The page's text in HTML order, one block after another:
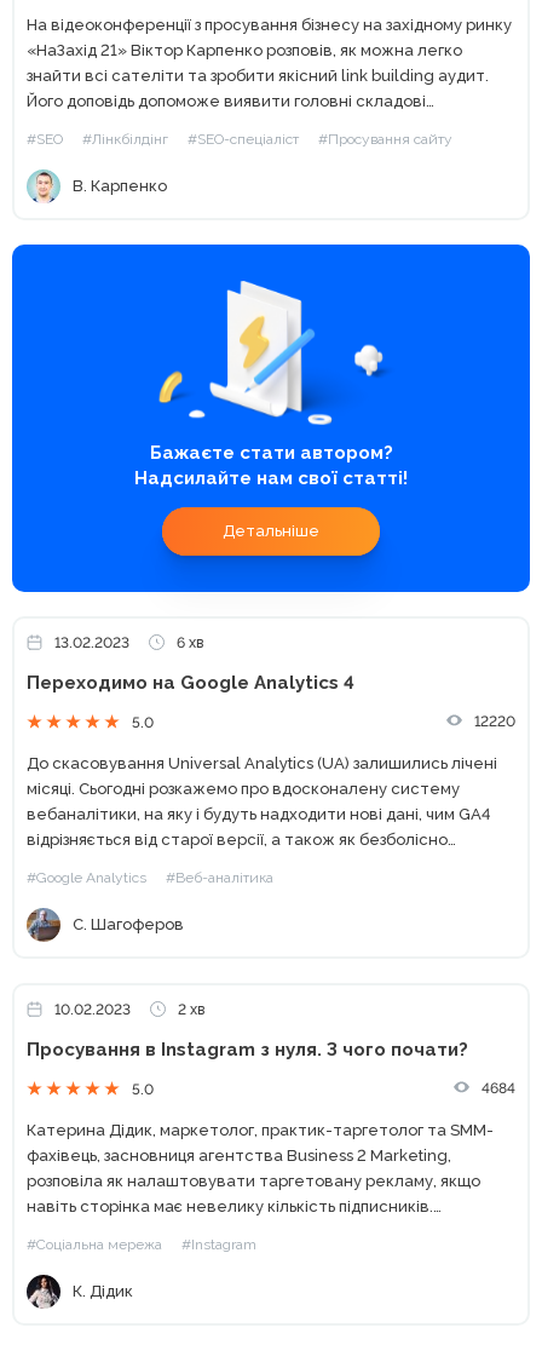
На відеоконференції з просування бізнесу на західному ринку
«НаЗахід 21» Віктор Карпенко розповів, як можна легко
знайти всі сателіти та зробити якісний link building аудит.
Його доповідь допоможе виявити головні складові
#SEO #Лінкбілдінг #SEO-спеціаліст #Просування сайту
В. Карпенко
Бажаєте стати автором?
Надсилайте нам свої статті!
Детальніше
13.02.2023 6 хв
Переходимо на Google Analytics 4
5.0 12220
До скасовування Universal Analytics (UA) залишились лічені
місяці. Сьогодні розкажемо про вдосконалену систему
вебаналітики, на яку і будуть надходити нові дані, чим GA4
відрізняється від старої версії, а також як безболісно
#Google Analytics #Веб-аналітика
С. Шагоферов
10.02.2023 2 хв
Просування в Instagram з нуля. З чого почати?
5.0 4684
Катерина Дідик, маркетолог, практик-таргетолог та SMM-
фахівець, засновниця агентства Business 2 Marketing,
розповіла як налаштовувати таргетовану рекламу, якщо
навіть сторінка має невелику кількість підписників.
підписників, сама по собі не буде генерувати продажі в
необхідній кількості, якщо...
#Соціальна мережа #Instagram
К. Дідик